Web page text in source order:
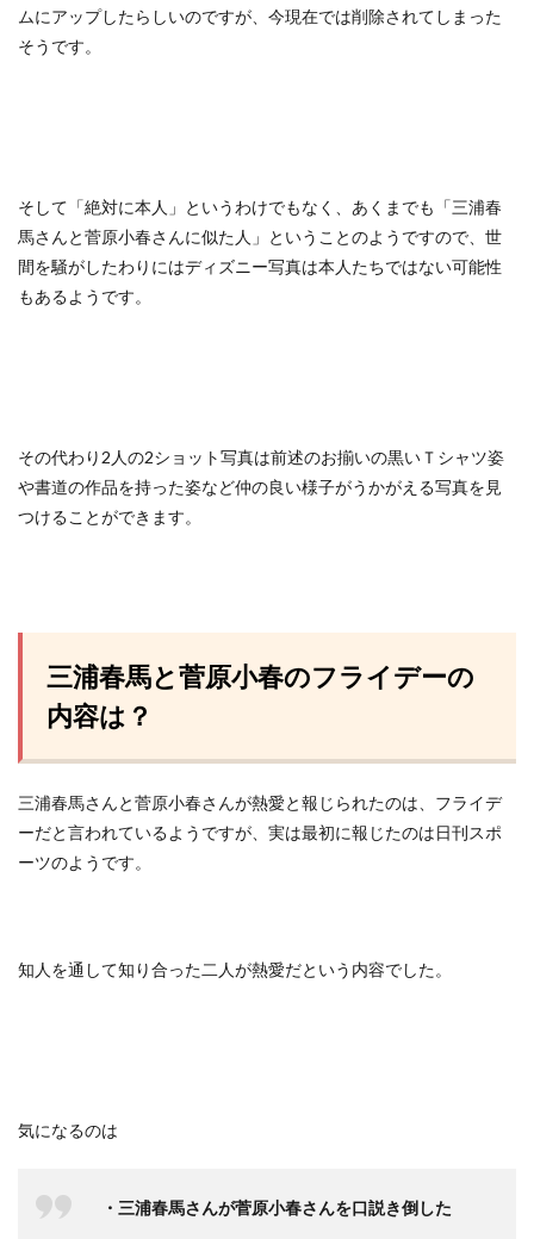
ムにアップしたらしいのですが、今現在では削除されてしまった
そうです。
そして「絶対に本人」というわけでもなく、あくまでも「三浦春
馬さんと菅原小春さんに似た人」ということのようですので、世
間を騒がしたわりにはディズニー写真は本人たちではない可能性
もあるようです。
その代わり2人の2ショット写真は前述のお揃いの黒いＴシャツ姿
や書道の作品を持った姿など仲の良い様子がうかがえる写真を見
つけることができます。
三浦春馬と菅原小春のフライデーの
内容は？
三浦春馬さんと菅原小春さんが熱愛と報じられたのは、フライデ
ーだと言われているようですが、実は最初に報じたのは日刊スポ
ーツのようです。
知人を通して知り合った二人が熱愛だという内容でした。
気になるのは
・三浦春馬さんが菅原小春さんを口説き倒した